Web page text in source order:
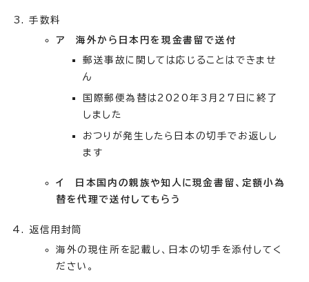
手数料
ア 海外から日本円を現金書留で送付
郵送事故に関しては応じることはできませ
ん
国際郵便為替は2020年3月27日に終了
しました
おつりが発生したら日本の切手でお返しし
ます
イ 日本国内の親族や知人に現金書留、定額小為
替を代理で送付してもらう
返信用封筒
海外の現住所を記載し、日本の切手を添付してく
ださい。